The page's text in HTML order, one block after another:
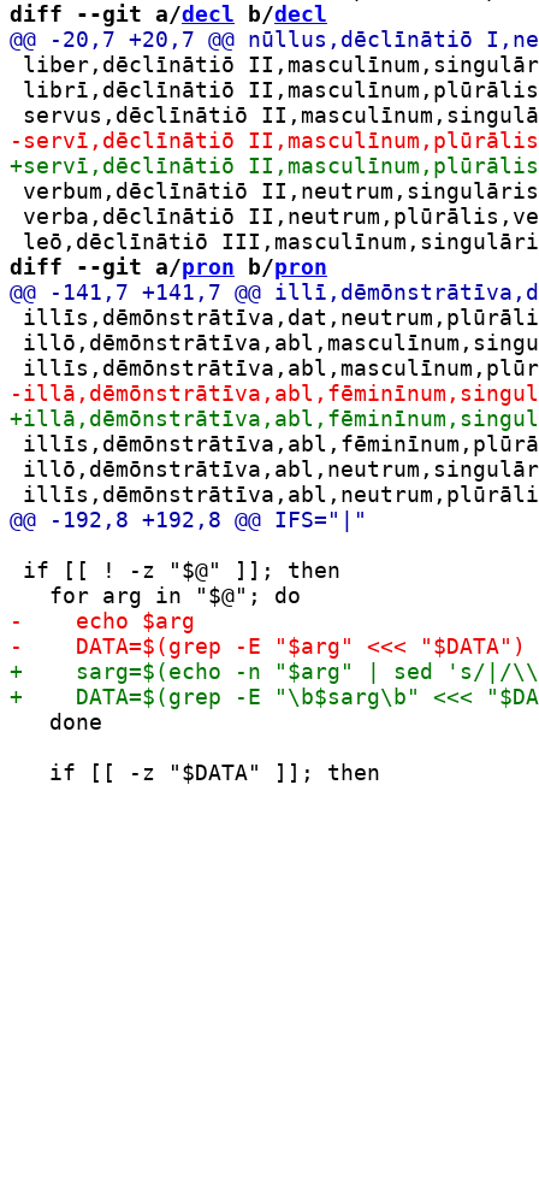
diff --git a/decl b/decl
liber,dēclīnātiō
librī,dēclīnātiō
verbum,dēclīnātiō
verba,dēclīnātiō
diff --git a/pron b/pron
if [[ ! -z "$@" ]]; then
   done